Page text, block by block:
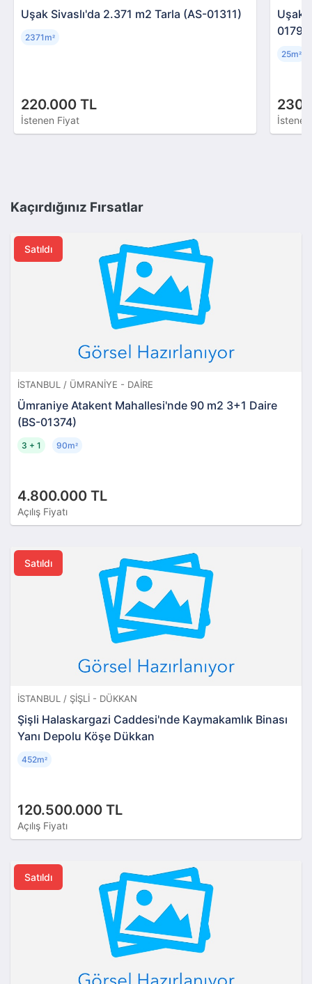
Uşak Sivaslı'da 2.371 m2 Tarla (AS-01311)
220.000 TL
İstenen Fiyat
2371m²
Uşak
25m²
Kaçırdığınız Fırsatlar
Satıldı
İSTANBUL / ÜMRANIYE - DAIRE
Ümraniye Atakent Mahallesi'nde 90 m2 3+1 Daire
(BS-01374)
4.800.000 TL
Açılış Fiyatı
3 + 1 90m²
Satıldı
İSTANBUL / ŞIŞLI - DÜKKAN
Şişli Halaskargazi Caddesi'nde Kaymakamlık Binası
Yanı Depolu Köşe Dükkan
120.500.000 TL
Açılış Fiyatı
452m²
Satıldı